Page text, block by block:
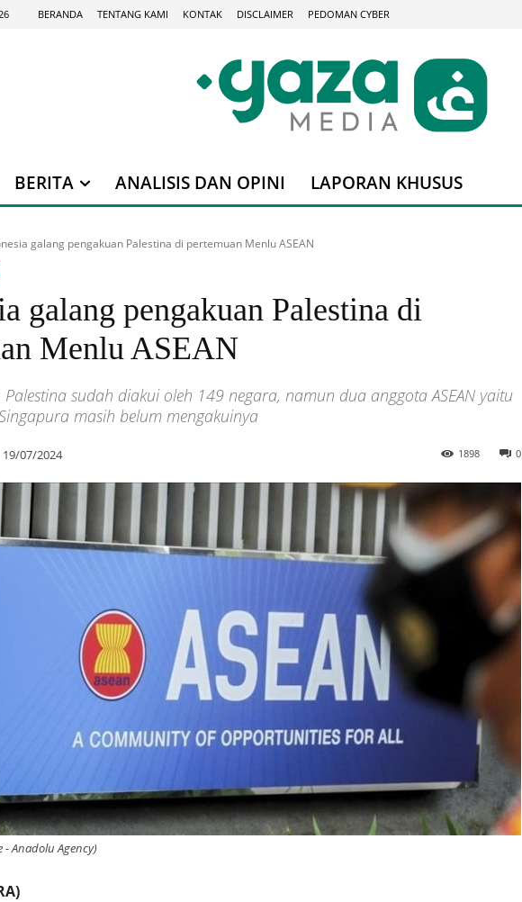
BERANDA TENTANG KAMI KONTAK DISCLAIMER PEDOMAN CYBER
BERITA ANALISIS DAN OPINI LAPORAN KHUSUS
galang pengakuan Palestina di pertemuan Menlu ASEAN
galang pengakuan Palestina di
Menlu ASEAN
sudah diakui oleh 149 negara, namun dua anggota ASEAN yaitu
masih belum mengakuinya
19/07/2024 0
1898
- Anadolu Agency)